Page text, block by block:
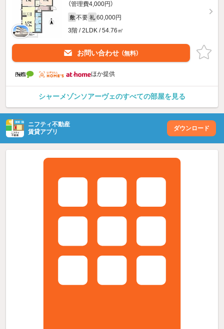
（管理費4,000円）
敷 不要 礼 60,000円
3階 / 2LDK / 54.76㎡
お問い合わせ （無料）
ほか提供
シャーメゾンソアーヴェのすべての部屋を見る
ニフティ不動産
賃貸アプリ
ダウンロード